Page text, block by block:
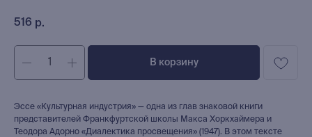
516 р.
В корзину
Эссе «Культурная индустрия» — одна из глав знаковой книги
представителей Франкфуртской школы Макса Хоркхаймера и
Теодора Адорно «Диалектика просвещения» (1947). В этом тексте